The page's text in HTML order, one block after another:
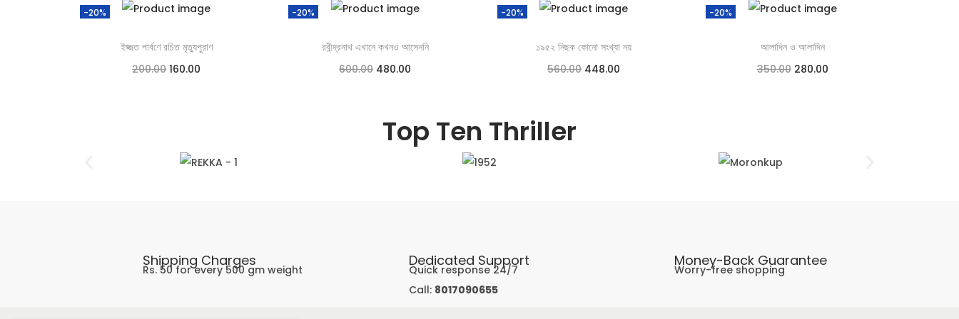
-20%
ইজ্জত পার্বণে রচিত মৃত্যুপুরাণ
200.00 160.00
-20%
রবীন্দ্রনাথ এখানে কখনও আসেননি
600.00 480.00
Add to Wishlist
-20%
১৯৫২ নিছক কোনো সংখ্যা নয়
560.00 448.00
-20%
আলাদিন ও আলাদিন
350.00 280.00
Top Ten Thriller
Shipping Charges
Rs. 50 for every 500 gm weight
Dedicated Support
Quick response 24/7
Call: 8017090655
Money-Back Guarantee
Worry-free shopping